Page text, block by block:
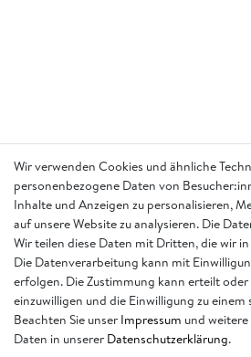
Wir verwenden Cookies und ähnliche
personenbezogene Daten von
Inhalte und Anzeigen zu personalisieren,
auf unsere Website zu analysieren. Die
Wir teilen diese Daten mit Dritten, die wir
Die Datenverarbeitung kann mit
erfolgen. Die Zustimmung kann erteilt
einzuwilligen und die Einwilligung zu
Beachten Sie unser Impressum und
Daten in unserer Daten­schutz­erklärung.